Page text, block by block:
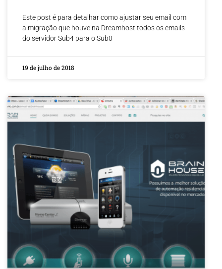
Este post é para detalhar como ajustar seu email com
a migração que houve na Dreamhost todos os emails
do servidor Sub4 para o Sub0
19 de julho de 2018